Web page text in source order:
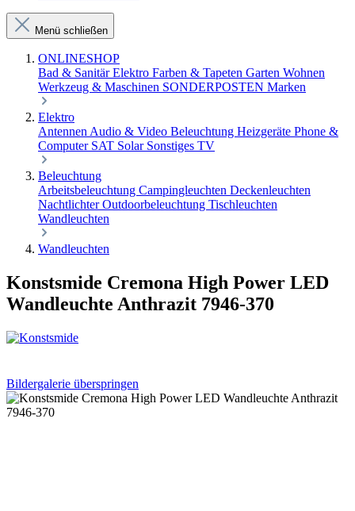
Menü schließen
ONLINESHOP
Bad & SanitärElektro Farben & Tapeten Garten Wohnen
Werkzeug & Maschinen SONDERPOSTEN Marken
Elektro
Antennen Audio & Video Beleuchtung Heizgeräte Phone &
Computer SAT Solar Sonstiges TV
Beleuchtung
Arbeitsbeleuchtung Campingleuchten Deckenleuchten
NachtlichterOutdoorbeleuchtung Tischleuchten
Wandleuchten
Wandleuchten
Konstsmide Cremona High Power LED
Wandleuchte Anthrazit 7946-370
Bildergalerie überspringen